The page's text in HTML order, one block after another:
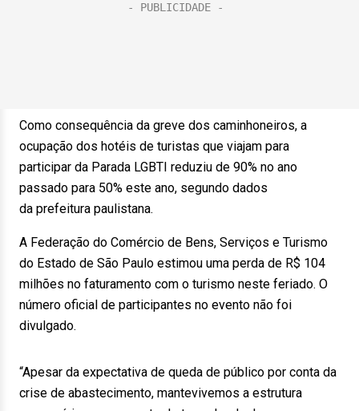
Como consequência da greve dos caminhoneiros, a
ocupação dos hotéis de turistas que viajam para
participar da Parada LGBTI reduziu de 90% no ano
passado para 50% este ano, segundo dados
da prefeitura paulistana.
A Federação do Comércio de Bens, Serviços e Turismo
do Estado de São Paulo estimou uma perda de R$ 104
milhões no faturamento com o turismo neste feriado. O
número oficial de participantes no evento não foi
divulgado.
“Apesar da expectativa de queda de público por conta da
crise de abastecimento, mantevivemos a estrutura